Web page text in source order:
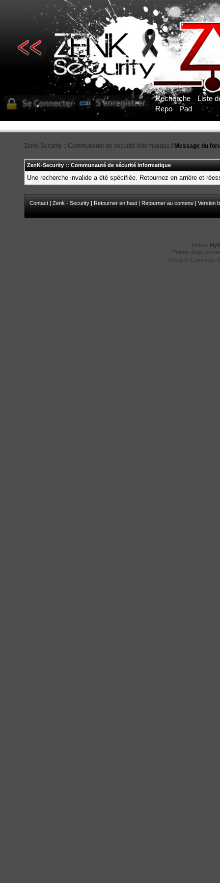
Recherche
Liste
Repo
Pad
ZenK-Security :: Communauté de sécurité informatique / Message du
ZenK-Security :: Communauté de sécurité informatique
Une recherche invalide a été spécifiée. Retournez en arrière et
Contact | Zenk - Security | Retourner en haut | Retourner au contenu | Version
Moteur
Theme
Creative Commons